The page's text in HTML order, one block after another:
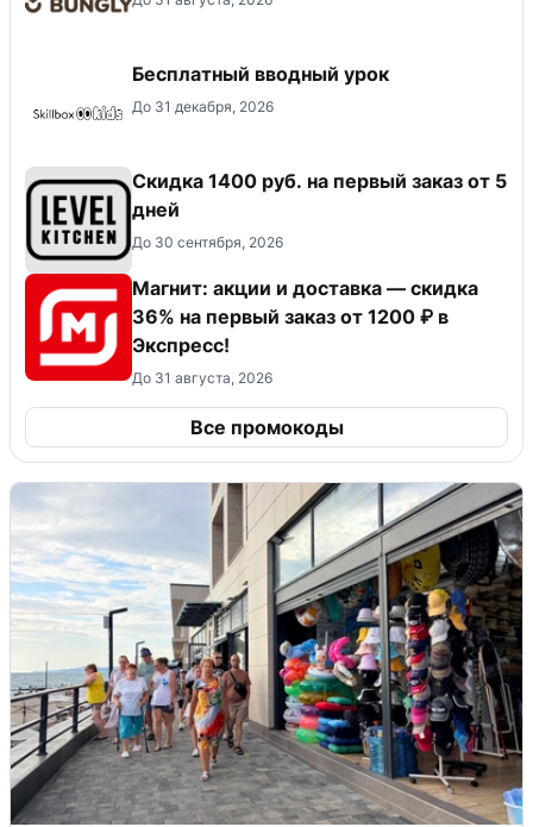
Бесплатный вводный урок
До 31 декабря, 2026
Скидка 1400 руб. на первый заказ от 5
дней
До 30 сентября, 2026
Магнит: акции и доставка — скидка
36% на первый заказ от 1200 ₽ в
Экспресс!
До 31 августа, 2026
Все промокоды